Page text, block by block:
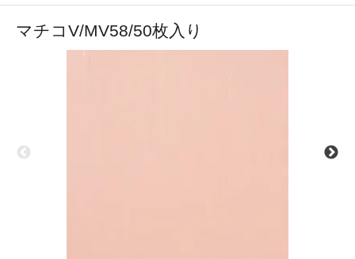
マチコV/MV58/50枚入り